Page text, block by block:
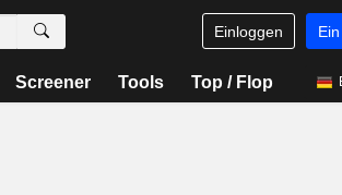
Einloggen
Screener Tools Top / Flop